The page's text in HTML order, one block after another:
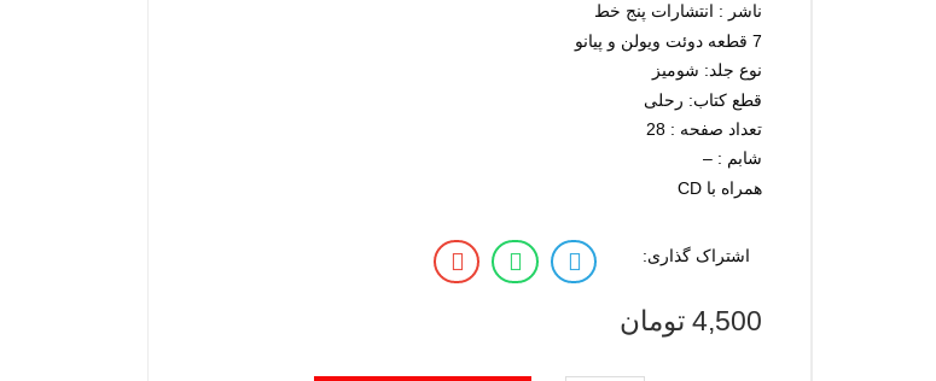
ناشر : انتشارات پنج خط
7 قطعه دوئت ویولن و پیانو
نوع جلد: شومیز
قطع کتاب: رحلی
تعداد صفحه : 28
شابم : –
همراه با CD
اشتراک گذاری:
4,500 تومان